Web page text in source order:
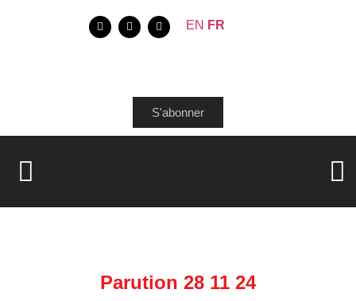
EN FR
S'abonner
Parution 28 11 24